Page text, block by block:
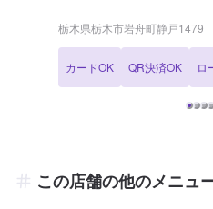
ら私たち静和自動車へおまかせ
栃木県栃木市岩舟町静戸1479
カードOK QR決済OK ロ
この店舗の他のメニュ